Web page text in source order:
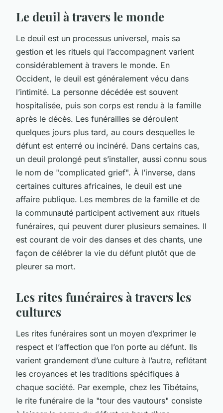
Le deuil à travers le monde
Le deuil est un processus universel, mais sa
gestion et les rituels qui l’accompagnent varient
considérablement à travers le monde. En
Occident, le deuil est généralement vécu dans
l’intimité. La personne décédée est souvent
hospitalisée, puis son corps est rendu à la famille
après le décès. Les funérailles se déroulent
quelques jours plus tard, au cours desquelles le
défunt est enterré ou incinéré. Dans certains cas,
un deuil prolongé peut s’installer, aussi connu sous
le nom de "complicated grief". À l’inverse, dans
certaines cultures africaines, le deuil est une
affaire publique. Les membres de la famille et de
la communauté participent activement aux rituels
funéraires, qui peuvent durer plusieurs semaines. Il
est courant de voir des danses et des chants, une
façon de célébrer la vie du défunt plutôt que de
pleurer sa mort.
Les rites funéraires à travers les
cultures
Les rites funéraires sont un moyen d’exprimer le
respect et l’affection que l’on porte au défunt. Ils
varient grandement d’une culture à l’autre, reflétant
les croyances et les traditions spécifiques à
chaque société. Par exemple, chez les Tibétains,
le rite funéraire de la "tour des vautours" consiste